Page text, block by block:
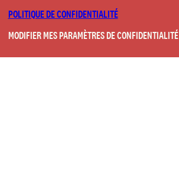
POLITIQUE DE CONFIDENTIALITÉ
MODIFIER MES PARAMÈTRES DE CONFIDENTIALITÉ